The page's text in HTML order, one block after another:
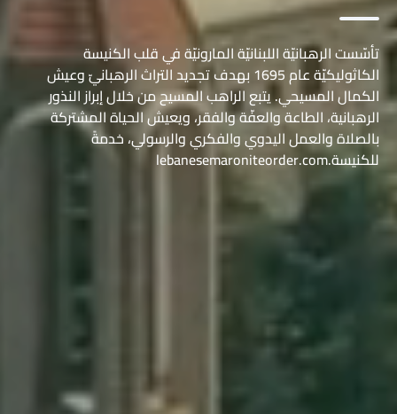
تأسّست الرهبانيّة اللبنانيّة المارونيّة في قلب الكنيسة
الكاثوليكيّة عام 1695 بهدف تجديد التراث الرهبانيّ وعيش
الكمال المسيحي. يتبع الراهب المسيح من خلال إبراز النذور
الرهبانية، الطاعة والعفّة والفقر، ويعيش الحياة المشتركة
بالصلاة والعمل اليدوي والفكري والرسولي، خدمةً
للكنيسة.lebanesemaroniteorder.com